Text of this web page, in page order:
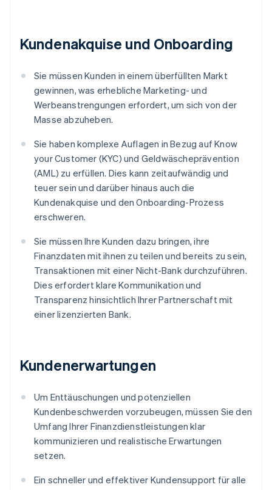
Kundenakquise und Onboarding
Sie müssen Kunden in einem überfüllten Markt
gewinnen, was erhebliche Marketing- und
Werbeanstrengungen erfordert, um sich von der
Masse abzuheben.
Sie haben komplexe Auflagen in Bezug auf Know
your Customer (KYC) und Geldwäscheprävention
(AML) zu erfüllen. Dies kann zeitaufwändig und
teuer sein und darüber hinaus auch die
Kundenakquise und den Onboarding-Prozess
erschweren.
Sie müssen Ihre Kunden dazu bringen, ihre
Finanzdaten mit ihnen zu teilen und bereits zu sein,
Transaktionen mit einer Nicht-Bank durchzuführen.
Dies erfordert klare Kommunikation und
Transparenz hinsichtlich Ihrer Partnerschaft mit
einer lizenzierten Bank.
Kundenerwartungen
Um Enttäuschungen und potenziellen
Kundenbeschwerden vorzubeugen, müssen Sie den
Umfang Ihrer Finanzdienstleistungen klar
kommunizieren und realistische Erwartungen
setzen.
Ein schneller und effektiver Kundensupport für alle